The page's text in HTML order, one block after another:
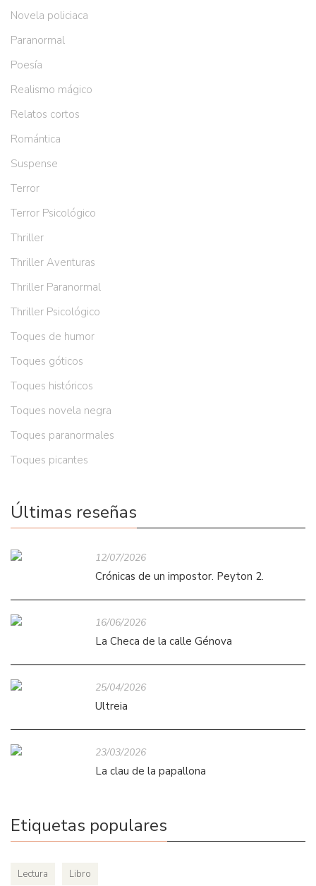
Novela policiaca
Paranormal
Poesía
Realismo mágico
Relatos cortos
Romántica
Suspense
Terror
Terror Psicológico
Thriller
Thriller Aventuras
Thriller Paranormal
Thriller Psicológico
Toques de humor
Toques góticos
Toques históricos
Toques novela negra
Toques paranormales
Toques picantes
Últimas reseñas
12/07/2026
Crónicas de un impostor. Peyton 2.
16/06/2026
La Checa de la calle Génova
25/04/2026
Ultreia
23/03/2026
La clau de la papallona
Etiquetas populares
Lectura Libro